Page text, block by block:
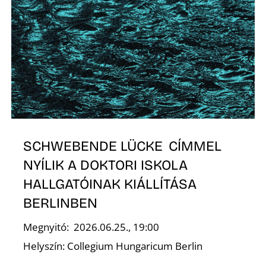
SCHWEBENDE LÜCKE CÍMMEL
NYÍLIK A DOKTORI ISKOLA
HALLGATÓINAK KIÁLLÍTÁSA
BERLINBEN
Megnyitó: 2026.06.25., 19:00
Helyszín: Collegium Hungaricum Berlin